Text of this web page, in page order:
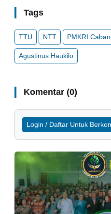
Tags
TTU NTT PMKRI
Agustinus Haukilo
Komentar (0)
Login / Daftar Untuk